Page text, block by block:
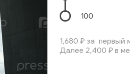
100
1,680 ₽ за первый
Далее 2,400 ₽ в